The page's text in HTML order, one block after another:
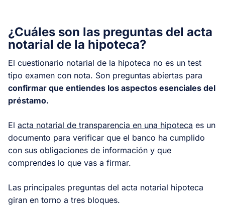
¿Cuáles son las preguntas del acta
notarial de la hipoteca?
El cuestionario notarial de la hipoteca no es un test
tipo examen con nota. Son preguntas abiertas para
confirmar que entiendes los aspectos esenciales del
préstamo.
El acta notarial de transparencia en una hipoteca es un
documento para verificar que el banco ha cumplido
con sus obligaciones de información y que
comprendes lo que vas a firmar.
Las principales preguntas del acta notarial hipoteca
giran en torno a tres bloques.